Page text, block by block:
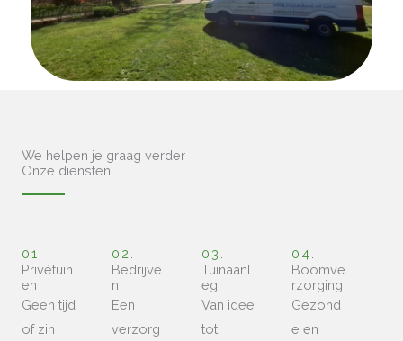
We helpen je graag verder
Onze diensten
01.
Privétuin
en
Geen tijd
of zin
02.
Bedrijve
n
Een
verzorg
03.
Tuinaanl
eg
Van idee
tot
04.
Boomve
rzorging
Gezond
e en